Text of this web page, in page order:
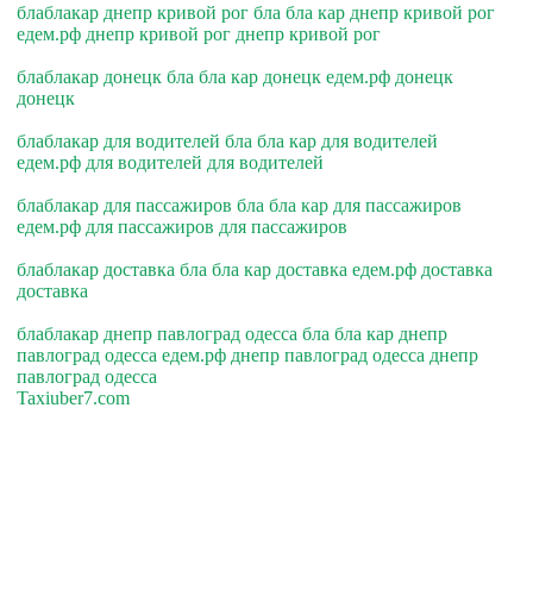
блаблакар днепр кривой рог бла бла кар днепр кривой рог
едем.рф днепр кривой рог днепр кривой рог
блаблакар донецк бла бла кар донецк едем.рф донецк
донецк
блаблакар для водителей бла бла кар для водителей
едем.рф для водителей для водителей
блаблакар для пассажиров бла бла кар для пассажиров
едем.рф для пассажиров для пассажиров
блаблакар доставка бла бла кар доставка едем.рф доставка
доставка
блаблакар днепр павлоград одесса бла бла кар днепр
павлоград одесса едем.рф днепр павлоград одесса днепр
павлоград одесса
Taxiuber7.com